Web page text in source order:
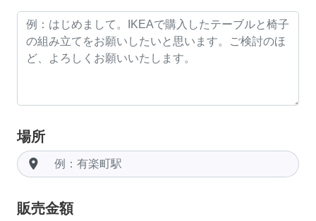
場所
room
販売金額